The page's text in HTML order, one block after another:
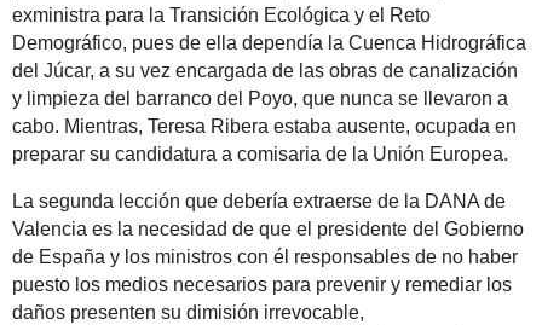
exministra para la Transición Ecológica y el Reto
Demográfico, pues de ella dependía la Cuenca Hidrográfica
del Júcar, a su vez encargada de las obras de canalización
y limpieza del barranco del Poyo, que nunca se llevaron a
cabo. Mientras, Teresa Ribera estaba ausente, ocupada en
preparar su candidatura a comisaria de la Unión Europea.
La segunda lección que debería extraerse de la DANA de
Valencia es la necesidad de que el presidente del Gobierno
de España y los ministros con él responsables de no haber
puesto los medios necesarios para prevenir y remediar los
daños presenten su dimisión irrevocable,